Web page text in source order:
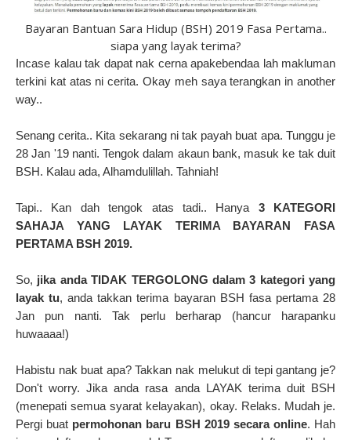
Bayaran Bantuan Sara Hidup (BSH) 2019 Fasa Pertama..
siapa yang layak terima?
Incase kalau tak dapat nak cerna apakebendaa lah makluman
terkini kat atas ni cerita. Okay meh saya terangkan in another
way..
Senang cerita.. Kita sekarang ni tak payah buat apa. Tunggu je
28 Jan '19 nanti. Tengok dalam akaun bank, masuk ke tak duit
BSH. Kalau ada, Alhamdulillah. Tahniah!
Tapi.. Kan dah tengok atas tadi.. Hanya 3 KATEGORI
SAHAJA YANG LAYAK TERIMA BAYARAN FASA
PERTAMA BSH 2019.
So, jika anda TIDAK TERGOLONG dalam 3 kategori yang
layak tu, anda takkan terima bayaran BSH fasa pertama 28
Jan pun nanti. Tak perlu berharap (hancur harapanku
huwaaaa!)
Habistu nak buat apa? Takkan nak melukut di tepi gantang je?
Don't worry. Jika anda rasa anda LAYAK terima duit BSH
(menepati semua syarat kelayakan), okay. Relaks. Mudah je.
Pergi buat permohonan baru BSH 2019 secara online. Hah